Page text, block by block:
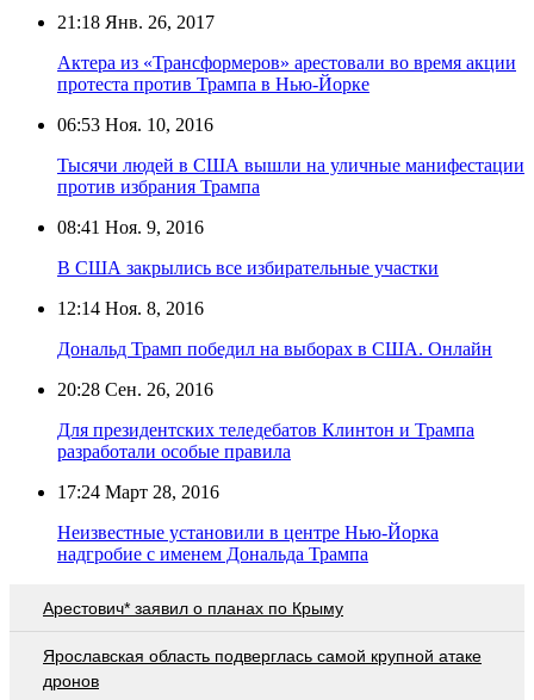
21:18 Янв. 26, 2017
Актера из «Трансформеров» арестовали во время акции
протеста против Трампа в Нью-Йорке
06:53 Ноя. 10, 2016
Тысячи людей в США вышли на уличные манифестации
против избрания Трампа
08:41 Ноя. 9, 2016
В США закрылись все избирательные участки
12:14 Ноя. 8, 2016
Дональд Трамп победил на выборах в США. Онлайн
20:28 Сен. 26, 2016
Для президентских теледебатов Клинтон и Трампа
разработали особые правила
17:24 Март 28, 2016
Неизвестные установили в центре Нью-Йорка
надгробие с именем Дональда Трампа
Арестович* заявил о планах по Крыму
Ярославская область подверглась самой крупной атаке
дронов